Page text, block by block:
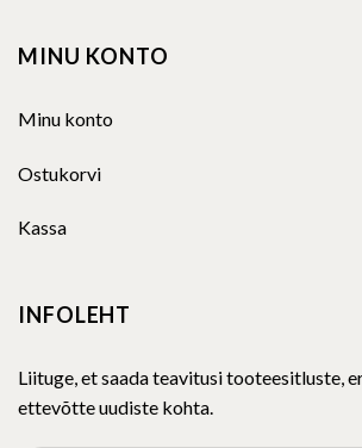
MINU KONTO
Minu konto
Ostukorvi
Kassa
INFOLEHT
Liituge, et saada teavitusi tooteesitluste,
ettevõtte uudiste kohta.